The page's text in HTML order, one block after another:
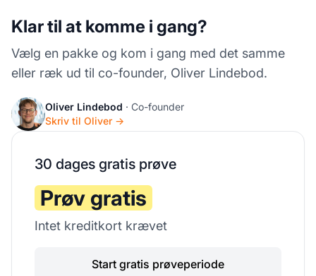
Klar til at komme i gang?
Vælg en pakke og kom i gang med det samme
eller ræk ud til co-founder, Oliver Lindebod.
Oliver Lindebod · Co-founder
Skriv til Oliver →
30 dages gratis prøve
Prøv gratis
Intet kreditkort krævet
Start gratis prøveperiode